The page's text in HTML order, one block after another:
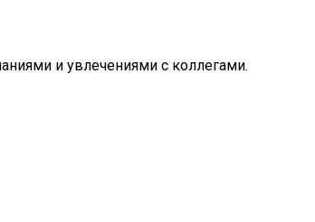
и увлечениями с коллегами.